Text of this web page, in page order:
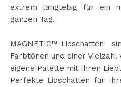
extrem langlebig für ein
ganzen Tag.
MAGNETIC™-
Farbtönen und einer
eigene Palette mit Ihren
Perfekte Lidschatten für